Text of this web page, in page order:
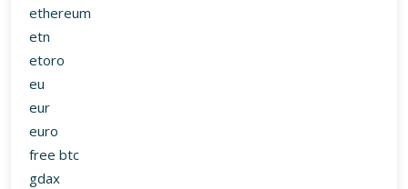
ethereum
etn
etoro
eu
eur
euro
free btc
gdax